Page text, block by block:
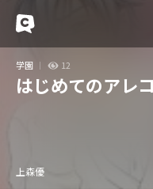
学園 12
はじめてのアレ
上森優